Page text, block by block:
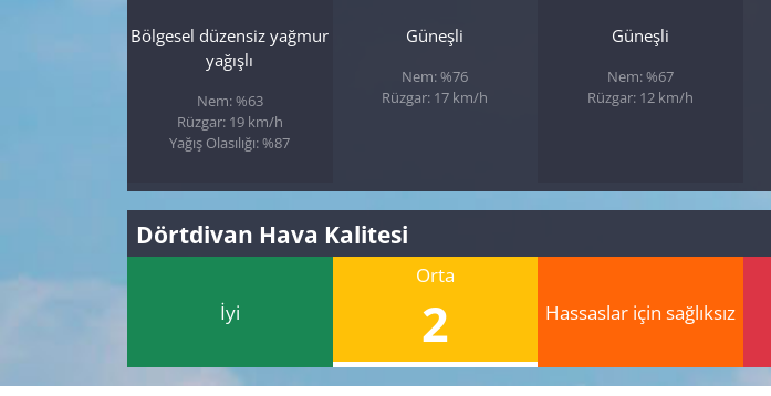
Bölgesel düzensiz yağmur
yağışlı
Nem: %63
Rüzgar: 19 km/h
Yağış Olasılığı: %87
Güneşli
Nem: %76
Rüzgar: 17 km/h
Güneşli
Nem: %67
Rüzgar: 12 km/h
Dörtdivan Hava Kalitesi
İyi
Orta
2 Hassaslar için sağlıksız